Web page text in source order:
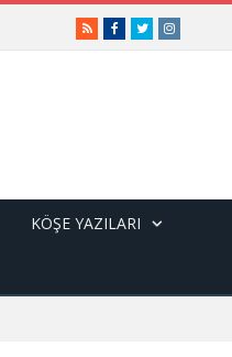
RSSFacebook
TwitterInstagram
KÖŞE YAZILARI